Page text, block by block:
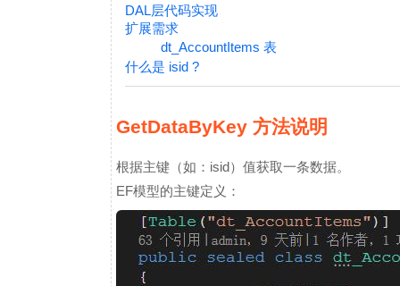
DAL层代码实现
扩展需求
dt_AccountItems 表
什么是 isid ?
GetDataByKey 方法说明
根据主键（如：isid）值获取一条数据。
EF模型的主键定义：